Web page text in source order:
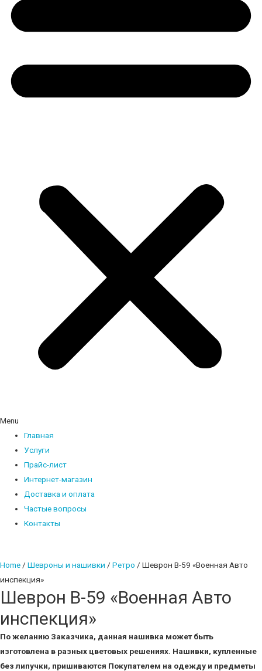
Menu
Главная
Услуги
Прайс-лист
Интернет-магазин
Доставка и оплата
Частые вопросы
Контакты
Home / Шевроны и нашивки / Ретро / Шеврон В-59 «Военная Авто
инспекция»
Шеврон В-59 «Военная Авто
инспекция»
По желанию Заказчика, данная нашивка может быть
изготовлена в разных цветовых решениях. Нашивки, купленные
без липучки, пришиваются Покупателем на одежду и предметы